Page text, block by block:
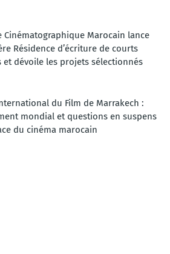
Cinématographique Marocain lance
Résidence d’écriture de courts
et dévoile les projets sélectionnés
du Film de Marrakech :
mondial et questions en suspens
du cinéma marocain